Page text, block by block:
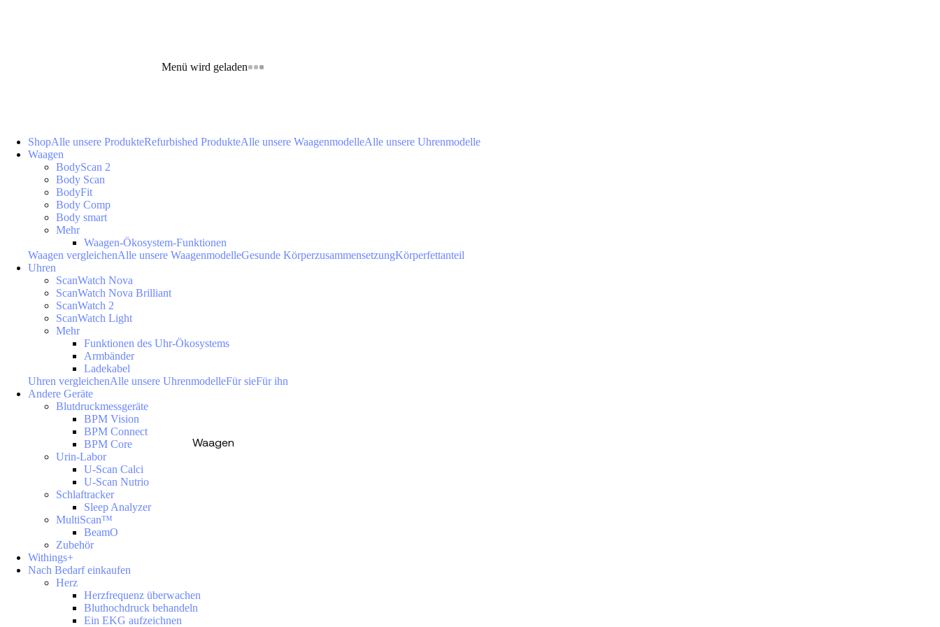
Menü wird geladen
Waagen
ShopAlle unsere ProdukteRefurbished ProdukteAlle unsere WaagenmodelleAlle unsere Uhrenmodelle
Waagen
BodyScan 2
Body Scan
BodyFit
Body Comp
Body smart
Mehr
Waagen-Ökosystem-Funktionen
Waagen vergleichenAlle unsere WaagenmodelleGesunde KörperzusammensetzungKörperfettanteil
Uhren
ScanWatch Nova
ScanWatch Nova Brilliant
ScanWatch 2
ScanWatch Light
Mehr
Funktionen des Uhr-Ökosystems
Armbänder
Ladekabel
Uhren vergleichenAlle unsere UhrenmodelleFür sieFür ihn
Andere Geräte
Blutdruckmessgeräte
BPM Vision
BPM Connect
BPM Core
Urin-Labor
U-Scan Calci
U-Scan Nutrio
Schlaftracker
Sleep Analyzer
MultiScan™
BeamO
Zubehör
Withings+
Nach Bedarf einkaufen
Herz
Herzfrequenz überwachen
Bluthochdruck behandeln
Ein EKG aufzeichnen